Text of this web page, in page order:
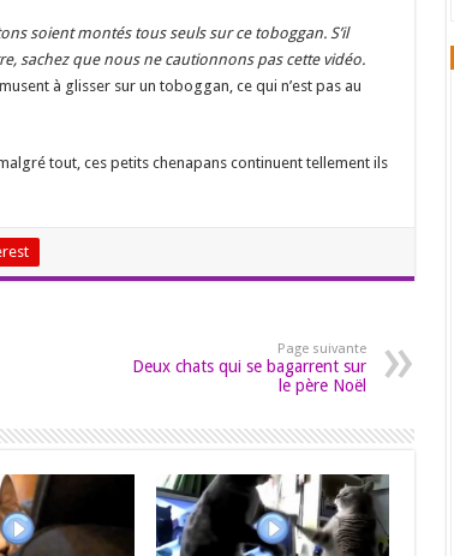
soient montés tous seuls sur ce toboggan. S’il
sachez que nous ne cautionnons pas cette vidéo.
à glisser sur un toboggan, ce qui n’est pas au
tout, ces petits chenapans continuent tellement ils
Page suivante
Deux chats qui se bagarrent sur
le père Noël